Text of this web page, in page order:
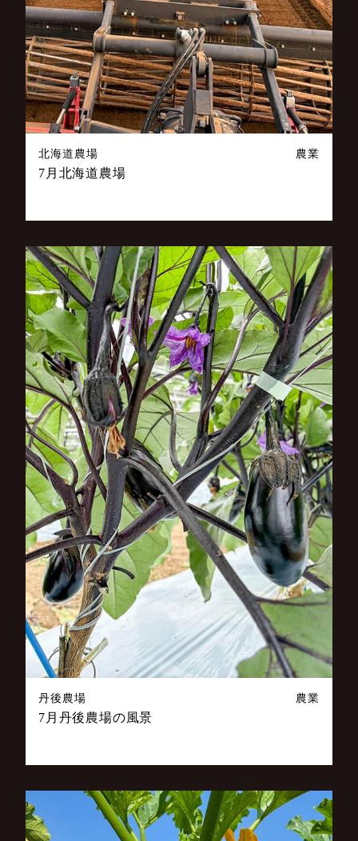
北海道農場 農業
7月北海道農場
丹後農場 農業
7月丹後農場の風景